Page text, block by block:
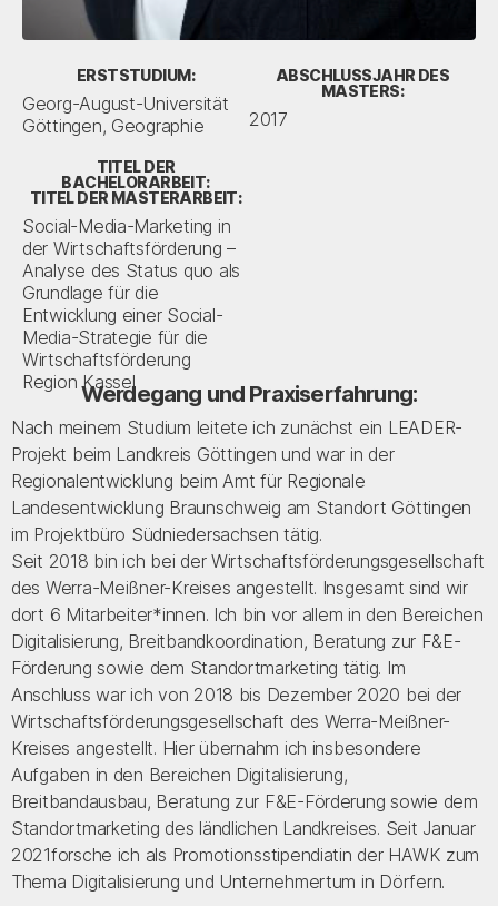
ERSTSTUDIUM:
Georg-August-Universität
Göttingen, Geographie
TITEL DER
BACHELORARBEIT:
TITEL DER MASTERARBEIT:
Social-Media-Marketing in
der Wirtschaftsförderung –
Analyse des Status quo als
Grundlage für die
Entwicklung einer Social-
Media-Strategie für die
Wirtschaftsförderung
Region Kassel
ABSCHLUSSJAHR DES
MASTERS:
2017
Werdegang und Praxiserfahrung:
Nach meinem Studium leitete ich zunächst ein LEADER-
Projekt beim Landkreis Göttingen und war in der
Regionalentwicklung beim Amt für Regionale
Landesentwicklung Braunschweig am Standort Göttingen
im Projektbüro Südniedersachsen tätig.
Seit 2018 bin ich bei der Wirtschaftsförderungsgesellschaft
des Werra-Meißner-Kreises angestellt. Insgesamt sind wir
dort 6 Mitarbeiter*innen. Ich bin vor allem in den Bereichen
Digitalisierung, Breitbandkoordination, Beratung zur F&E-
Förderung sowie dem Standortmarketing tätig. Im
Anschluss war ich von 2018 bis Dezember 2020 bei der
Wirtschaftsförderungsgesellschaft des Werra-Meißner-
Kreises angestellt. Hier übernahm ich insbesondere
Aufgaben in den Bereichen Digitalisierung,
Breitbandausbau, Beratung zur F&E-Förderung sowie dem
Standortmarketing des ländlichen Landkreises. Seit Januar
2021forsche ich als Promotionsstipendiatin der HAWK zum
Thema Digitalisierung und Unternehmertum in Dörfern.